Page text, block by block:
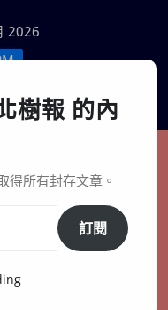
2026
報
創生
樹報 的內
得所有封存文章。
訂閱